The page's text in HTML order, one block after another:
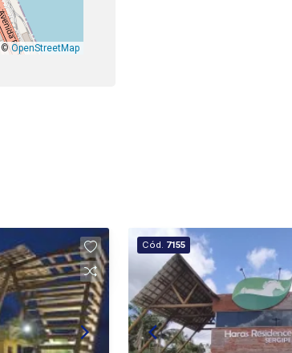
©OpenStreetMap
Cód. 7155